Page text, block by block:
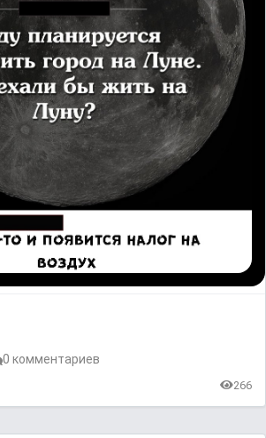
0 комментариев
266